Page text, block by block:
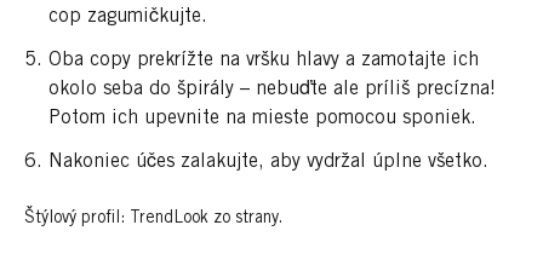
cop zagumičkujte.
Oba copy prekrížte na vršku hlavy a zamotajte ich
okolo seba do špirály – nebuďte ale príliš precízna!
Potom ich upevnite na mieste pomocou sponiek.
Nakoniec účes zalakujte, aby vydržal úplne všetko.
Štýlový profil: TrendLook zo strany.